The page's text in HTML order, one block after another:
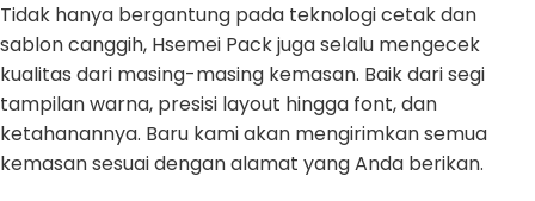
Tidak hanya bergantung pada teknologi cetak dan
sablon canggih, Hsemei Pack juga selalu mengecek
kualitas dari masing-masing kemasan. Baik dari segi
tampilan warna, presisi layout hingga font, dan
ketahanannya. Baru kami akan mengirimkan semua
kemasan sesuai dengan alamat yang Anda berikan.